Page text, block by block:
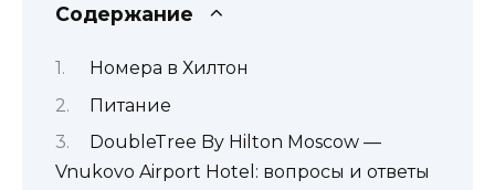
Содержание
Номера в Хилтон
Питание
DoubleTree By Hilton Moscow —
Vnukovo Airport Hotel: вопросы и ответы